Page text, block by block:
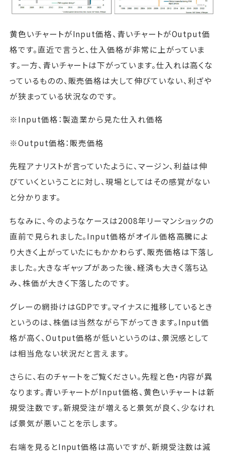
黄色いチャートがInput価格、青いチャートがOutput価
格です。直近で言うと、仕入価格が非常に上がっていま
す。一方、青いチャートは下がっています。仕入れは高くな
っているものの、販売価格は大して伸びていない、利ざや
が狭まっている状況なのです。
※Input価格：製造業から見た仕入れ価格
※Output価格：販売価格
先程アナリストが言っていたように、マージン、利益は伸
びていくということに対し、現場としてはその感覚がない
と分かります。
ちなみに、今のようなケースは2008年リーマンショックの
直前で見られました。Input価格がオイル価格高騰によ
り大きく上がっていたにもかかわらず、販売価格は下落し
ました。大きなギャップがあった後、経済も大きく落ち込
み、株価が大きく下落したのです。
グレーの網掛けはGDPです。マイナスに推移しているとき
というのは、株価は当然ながら下がってきます。Input価
格が高く、Output価格が低いというのは、景況感として
は相当危ない状況だと言えます。
さらに、右のチャートをご覧ください。先程と色・内容が異
なります。青いチャートがInput価格、黄色いチャートは新
規受注数です。新規受注が増えると景気が良く、少なけれ
ば景気が悪いことを示します。
右端を見るとInput価格は高いですが、新規受注数は減